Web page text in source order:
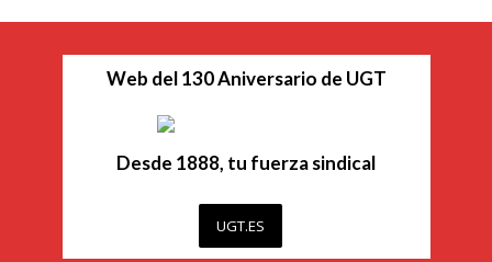
Web del 130 Aniversario de UGT
Desde 1888, tu fuerza sindical
UGT.ES